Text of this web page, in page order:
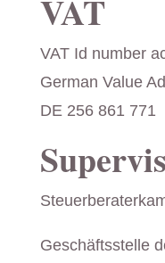
VAT
VAT Id number
German Value
DE 256 861 771
Geschäftsstelle